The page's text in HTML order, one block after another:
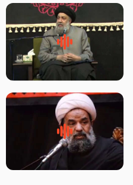
لقب حضرت رقیه سلام الله علیها به
چه معناست – حجت الاسلام علوی
سلام جوانی که امام حسین علیه
السلام خودش جوابش را دادند